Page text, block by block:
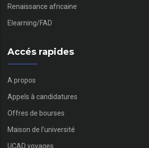
Renaissance africaine
Elearning/FAD
Accés rapides
A propos
Appels à candidatures
Offres de bourses
Maison de l’université
UCAD voyages